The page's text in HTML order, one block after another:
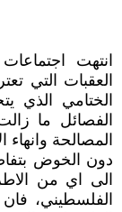
انتهت
العقبات التي
الختامي الذي
الفصائل ما
المصالحة
دون الخوض
الى اي من
الفلسطيني،